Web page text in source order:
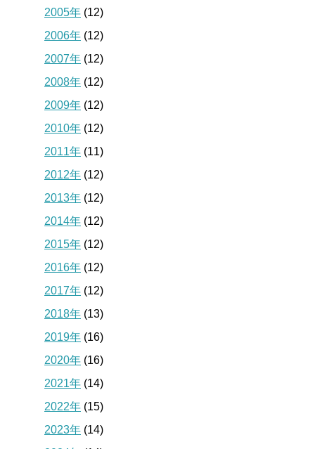
2005年 (12)
2006年 (12)
2007年 (12)
2008年 (12)
2009年 (12)
2010年 (12)
2011年 (11)
2012年 (12)
2013年 (12)
2014年 (12)
2015年 (12)
2016年 (12)
2017年 (12)
2018年 (13)
2019年 (16)
2020年 (16)
2021年 (14)
2022年 (15)
2023年 (14)